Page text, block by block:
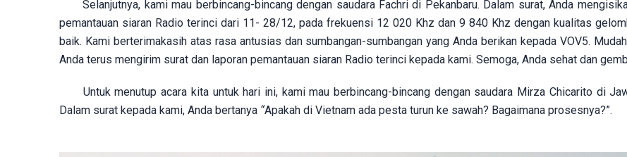
Selanjutnya, kami mau berbincang-bincang dengan saudara Fachri di Pekanbaru. Dalam surat, Anda
pemantauan siaran Radio terinci dari 11- 28/12, pada frekuensi 12 020 Khz dan 9 840 Khz dengan kualitas
baik. Kami berterimakasih atas rasa antusias dan sumbangan-sumbangan yang Anda berikan kepada VOV5.
Anda terus mengirim surat dan laporan pemantauan siaran Radio terinci kepada kami. Semoga, Anda sehat dan
Untuk menutup acara kita untuk hari ini, kami mau berbincang-bincang dengan saudara Mirza Chicarito di
Dalam surat kepada kami, Anda bertanya “Apakah di Vietnam ada pesta turun ke sawah? Bagaimana prosesnya?”.